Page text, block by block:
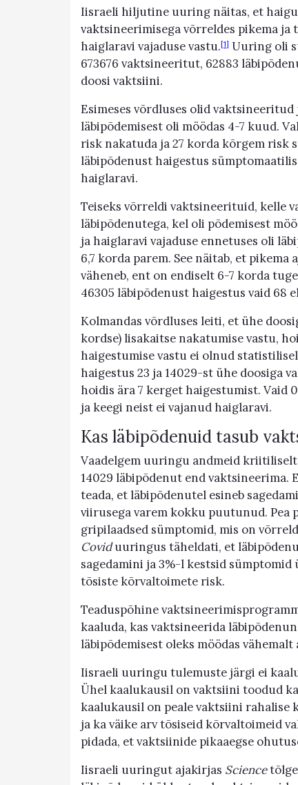
Iisraeli hiljutine uuring näitas, et
vaktsineerimisega võrreldes pikema
haiglaravi vajaduse vastu.[1] Uuring oli
673676 vaktsineeritut, 62883
doosi vaktsiini.
Esimeses võrdluses olid
läbipõdemisest oli möödas 4-7 kuud.
risk nakatuda ja 27 korda kõrgem risk
läbipõdenust haigestus
haiglaravi.
Teiseks võrreldi vaktsineerituid, kelle
läbipõdenutega, kel oli põdemisest
ja haiglaravi vajaduse ennetuses oli
6,7 korda parem. See näitab, et
väheneb, ent on endiselt 6-7 korda
46305 läbipõdenust haigestus vaid 68
Kolmandas võrdluses leiti, et ühe
kordse) lisakaitse nakatumise vastu,
haigestumise vastu ei olnud
haigestus 23 ja 14029-st ühe doosiga
hoidis ära 7 kerget haigestumist. Vaid
ja keegi neist ei vajanud haiglaravi.
Kas läbipõdenuid tasub
Vaadelgem uuringu andmeid
14029 läbipõdenut end vaktsineerima.
teada, et läbipõdenutel esineb
viirusega varem kokku puutunud. Pea
gripilaadsed sümptomid, mis on
Coviduuringus täheldati, et
sagedamini ja 3%-l kestsid sümptomid
tõsiste kõrvaltoimete risk.
Teaduspõhine
kaaluda, kas vaktsineerida
läbipõdemisest oleks möödas vähemalt
Iisraeli uuringu tulemuste järgi ei
Ühel kaalukausil on vaktsiini toodud
kaalukausil on peale vaktsiini rahalise
ja ka väike arv tõsiseid kõrvaltoimeid
pidada, et vaktsiinide pikaaegse
Iisraeli uuringut ajakirjas Science